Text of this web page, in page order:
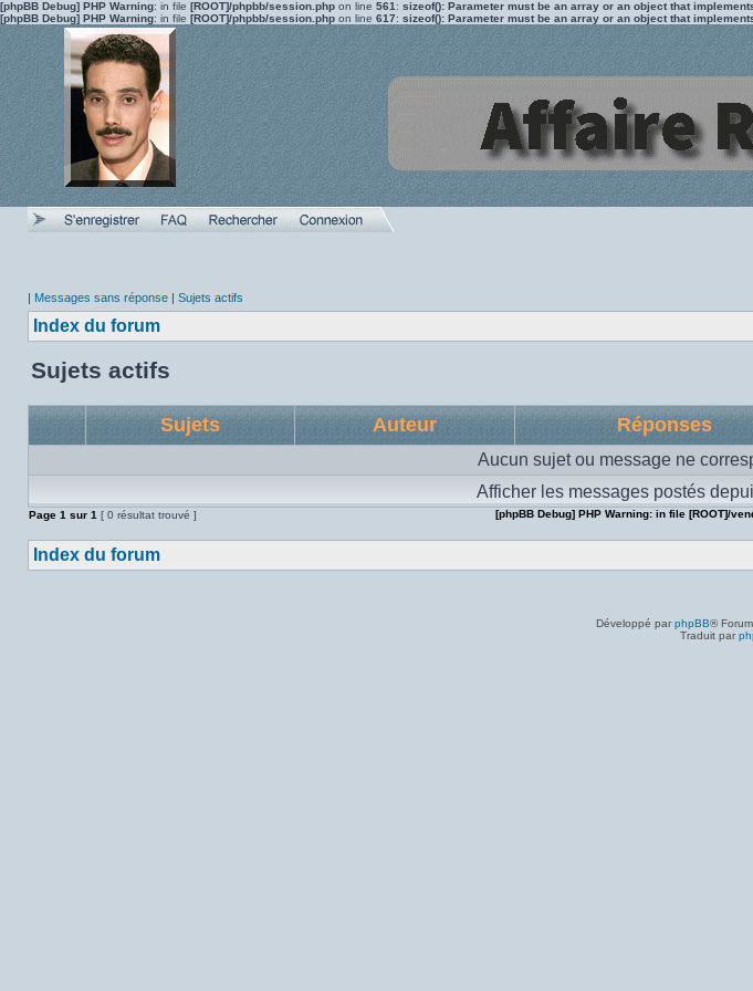
[phpBB Debug] PHP Warning: in file [ROOT]/phpbb/session.php on line 561 : sizeof(): Parameter must be an array or an object that
[phpBB Debug] PHP Warning: in file [ROOT]/phpbb/session.php on line 617: sizeof(): Parameter must be an array or an object that
| Messages sans réponse | Sujets actifs
Index du forum
Sujets actifs
Sujets Auteur Réponses
Aucun sujet ou message ne
Afficher les messages postés
Page 1 sur 1 [ 0 résultat trouvé ] [phpBB Debug] PHP Warning: in file [ROOT]/
Index du forum
Développé par phpBB®
Traduit par